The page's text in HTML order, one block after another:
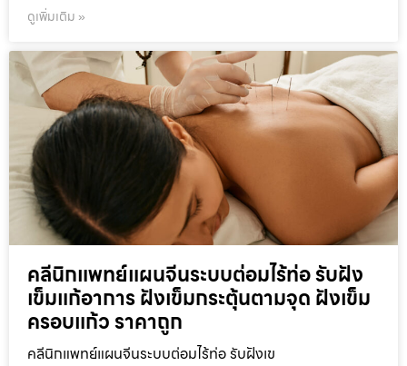
ดูเพิ่มเติม »
คลีนิกแพทย์แผนจีนระบบต่อมไร้ท่อ รับฝัง
เข็มแก้อาการ ฝังเข็มกระตุ้นตามจุด ฝังเข็ม
ครอบแก้ว ราคาถูก
คลีนิกแพทย์แผนจีนระบบต่อมไร้ท่อ รับฝังเข